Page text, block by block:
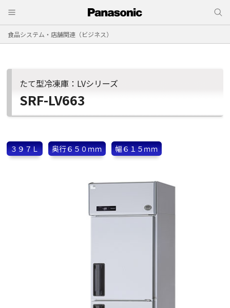
食品システム・店舗関連（ビジネス）
たて型冷凍庫：LVシリーズ
SRF-LV663
３９７Ｌ 奥行６５０ｍｍ 幅６１５ｍｍ